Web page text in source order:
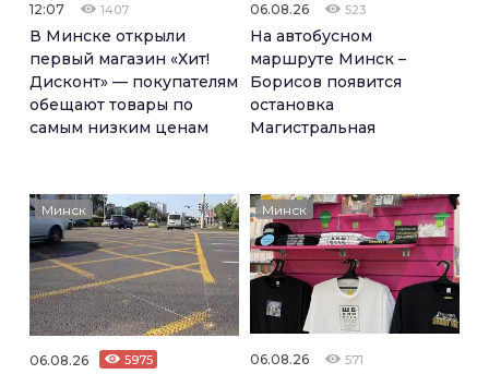
12:07 1407
В Минске открыли
первый магазин «Хит!
Дисконт» — покупателям
обещают товары по
самым низким ценам
06.08.26 523
На автобусном
маршруте Минск –
Борисов появится
остановка
Магистральная
Минск
06.08.26 5975
Минск
06.08.26 571